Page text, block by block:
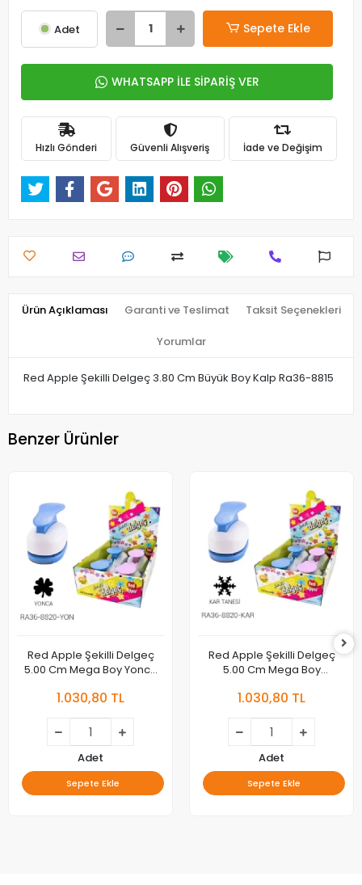
Adet Sepete Ekle
WHATSAPP İLE SİPARİŞ VER
Hızlı Gönderi Güvenli Alışveriş İade ve Değişim
Ürün Açıklaması Garanti ve Teslimat Taksit Seçenekleri
Yorumlar
Red Apple Şekilli Delgeç 3.80 Cm Büyük Boy Kalp Ra36-8815
Benzer Ürünler
Red Apple Şekilli Delgeç
5.00 Cm Mega Boy Yonca
1.030,80 TL
Adet
Sepete Ekle
Red Apple Şekilli Delgeç
5.00 Cm Mega Boy
1.030,80 TL
Adet
Sepete Ekle